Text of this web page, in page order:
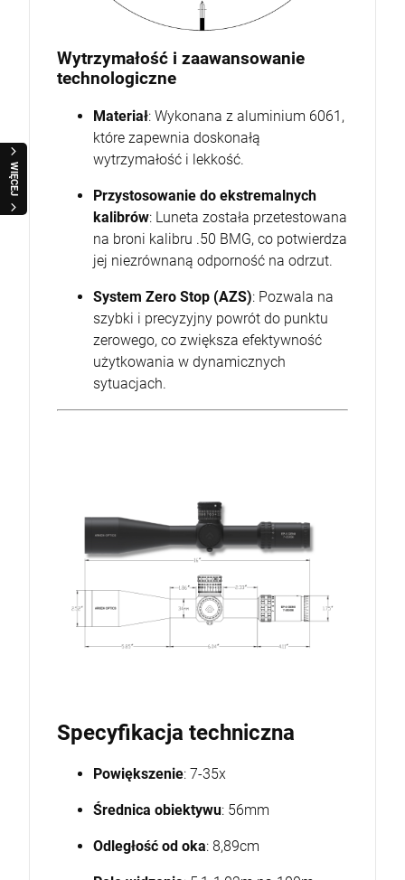
WIĘCEJ
Wytrzymałość i zaawansowanie
technologiczne
Materiał: Wykonana z aluminium 6061,
które zapewnia doskonałą
wytrzymałość i lekkość.
Przystosowanie do ekstremalnych
kalibrów: Luneta została przetestowana
na broni kalibru .50 BMG, co potwierdza
jej niezrównaną odporność na odrzut.
System Zero Stop (AZS): Pozwala na
szybki i precyzyjny powrót do punktu
zerowego, co zwiększa efektywność
użytkowania w dynamicznych
sytuacjach.
Specyfikacja techniczna
Powiększenie: 7-35x
Średnica obiektywu: 56mm
Odległość od oka: 8,89cm